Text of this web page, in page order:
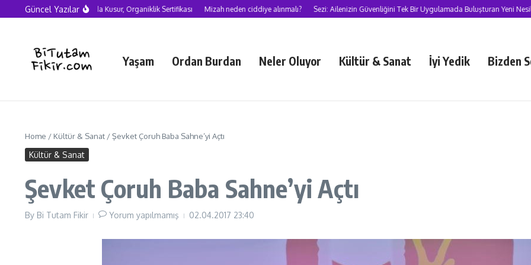
Skip to content
Güncel Yazılar
Yapay Zekâ Çağında Kusur, Organiklik Sertifikası Mizah neden ciddiye alınmalı? Sezi: Ailenizin Güvenliğini Tek Bir Uygulamada Buluşturan Yeni Nesil Süper
Yaşam Ordan Burdan Neler Oluyor Kültür & Sanat İyi Yedik Bizden
Home / Kültür & Sanat /Şevket Çoruh Baba Sahne’yi Açtı
Kültür & Sanat
Şevket Çoruh Baba Sahne’yi Açtı
By Bi Tutam Fikir Yorum yapılmamış 02.04.2017 23:40